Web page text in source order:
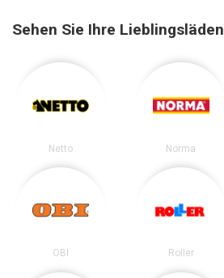
Sehen Sie Ihre Lieblingsläden
Netto Norma
OBI Roller